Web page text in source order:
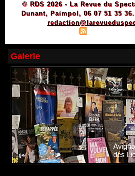
© RDS 2026 - La Revue du
Dunant, Paimpol, 06 07 51 35 36.
Galerie
des